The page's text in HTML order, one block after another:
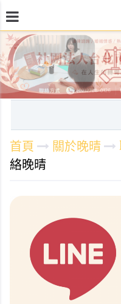
最新消息 關於晚
首頁 關於晚晴
絡晚晴